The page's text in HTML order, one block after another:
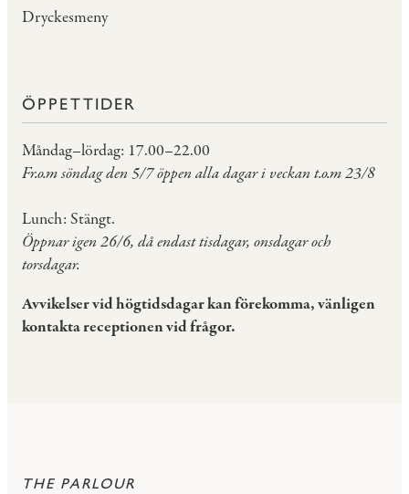
Dryckesmeny
ÖPPETTIDER
Måndag–lördag: 17.00–22.00
Fr.o.m söndag den 5/7 öppen alla dagar i veckan t.o.m 23/8
Lunch: Stängt.
Öppnar igen 26/6, då endast tisdagar, onsdagar och
torsdagar.
Avvikelser vid högtidsdagar kan förekomma, vänligen
kontakta receptionen vid frågor.
THE PARLOUR